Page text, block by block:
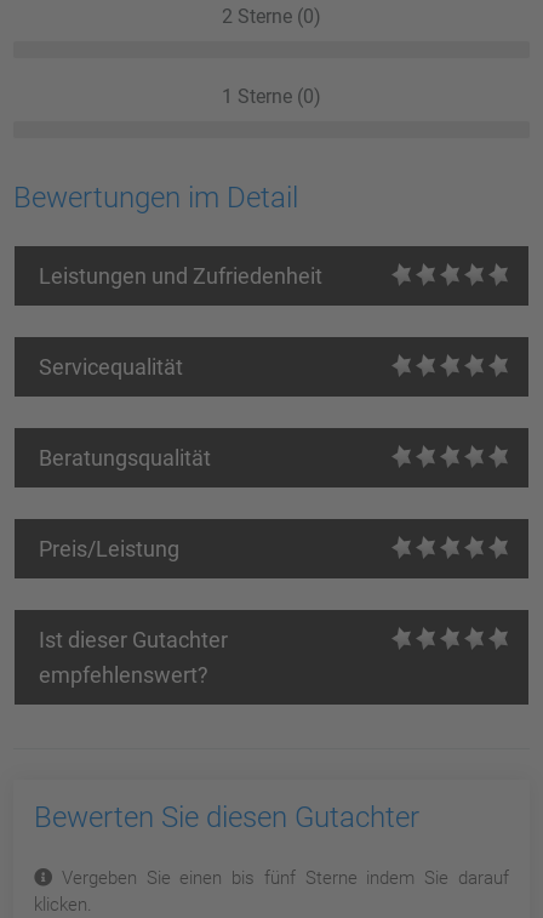
2 Sterne (0)
1 Sterne (0)
Bewertungen im Detail
Leistungen und Zufriedenheit
Servicequalität
Beratungsqualität
Preis/Leistung
Ist dieser Gutachter
empfehlenswert?
Bewerten Sie diesen Gutachter
Vergeben Sie einen bis fünf Sterne indem Sie darauf
klicken.